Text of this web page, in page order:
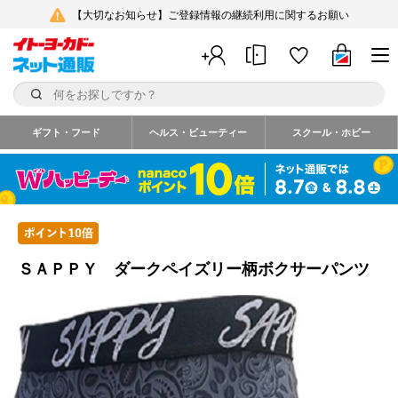
【大切なお知らせ】ご登録情報の継続利用に関するお願い
ギフト・フード ヘルス・ビューティー スクール・ホビー
ＳＡＰＰＹ ダークペイズリー柄ボクサーパンツ